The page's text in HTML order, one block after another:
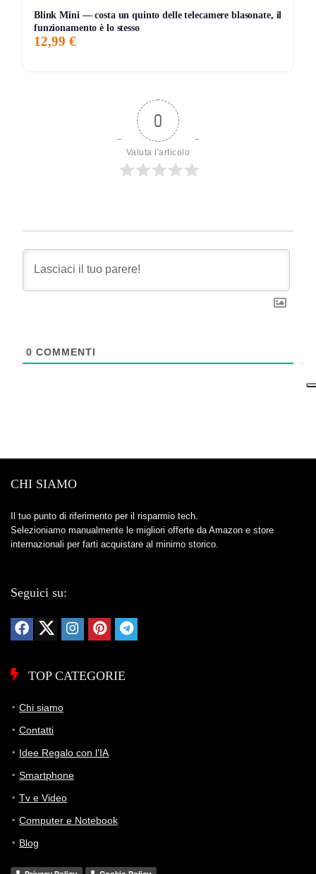
Blink Mini — costa un quinto delle telecamere blasonate, il
funzionamento è lo stesso
12,99 €
0
Valuta l'articolo
0 COMMENTI
CHI SIAMO
Il tuo punto di riferimento per il risparmio tech.
Selezioniamo manualmente le migliori offerte da Amazon e store
internazionali per farti acquistare al minimo storico.
Seguici su:
TOP CATEGORIE
Chi siamo
Contatti
Idee Regalo con l’IA
Smartphone
Tv e Video
Computer e Notebook
Blog